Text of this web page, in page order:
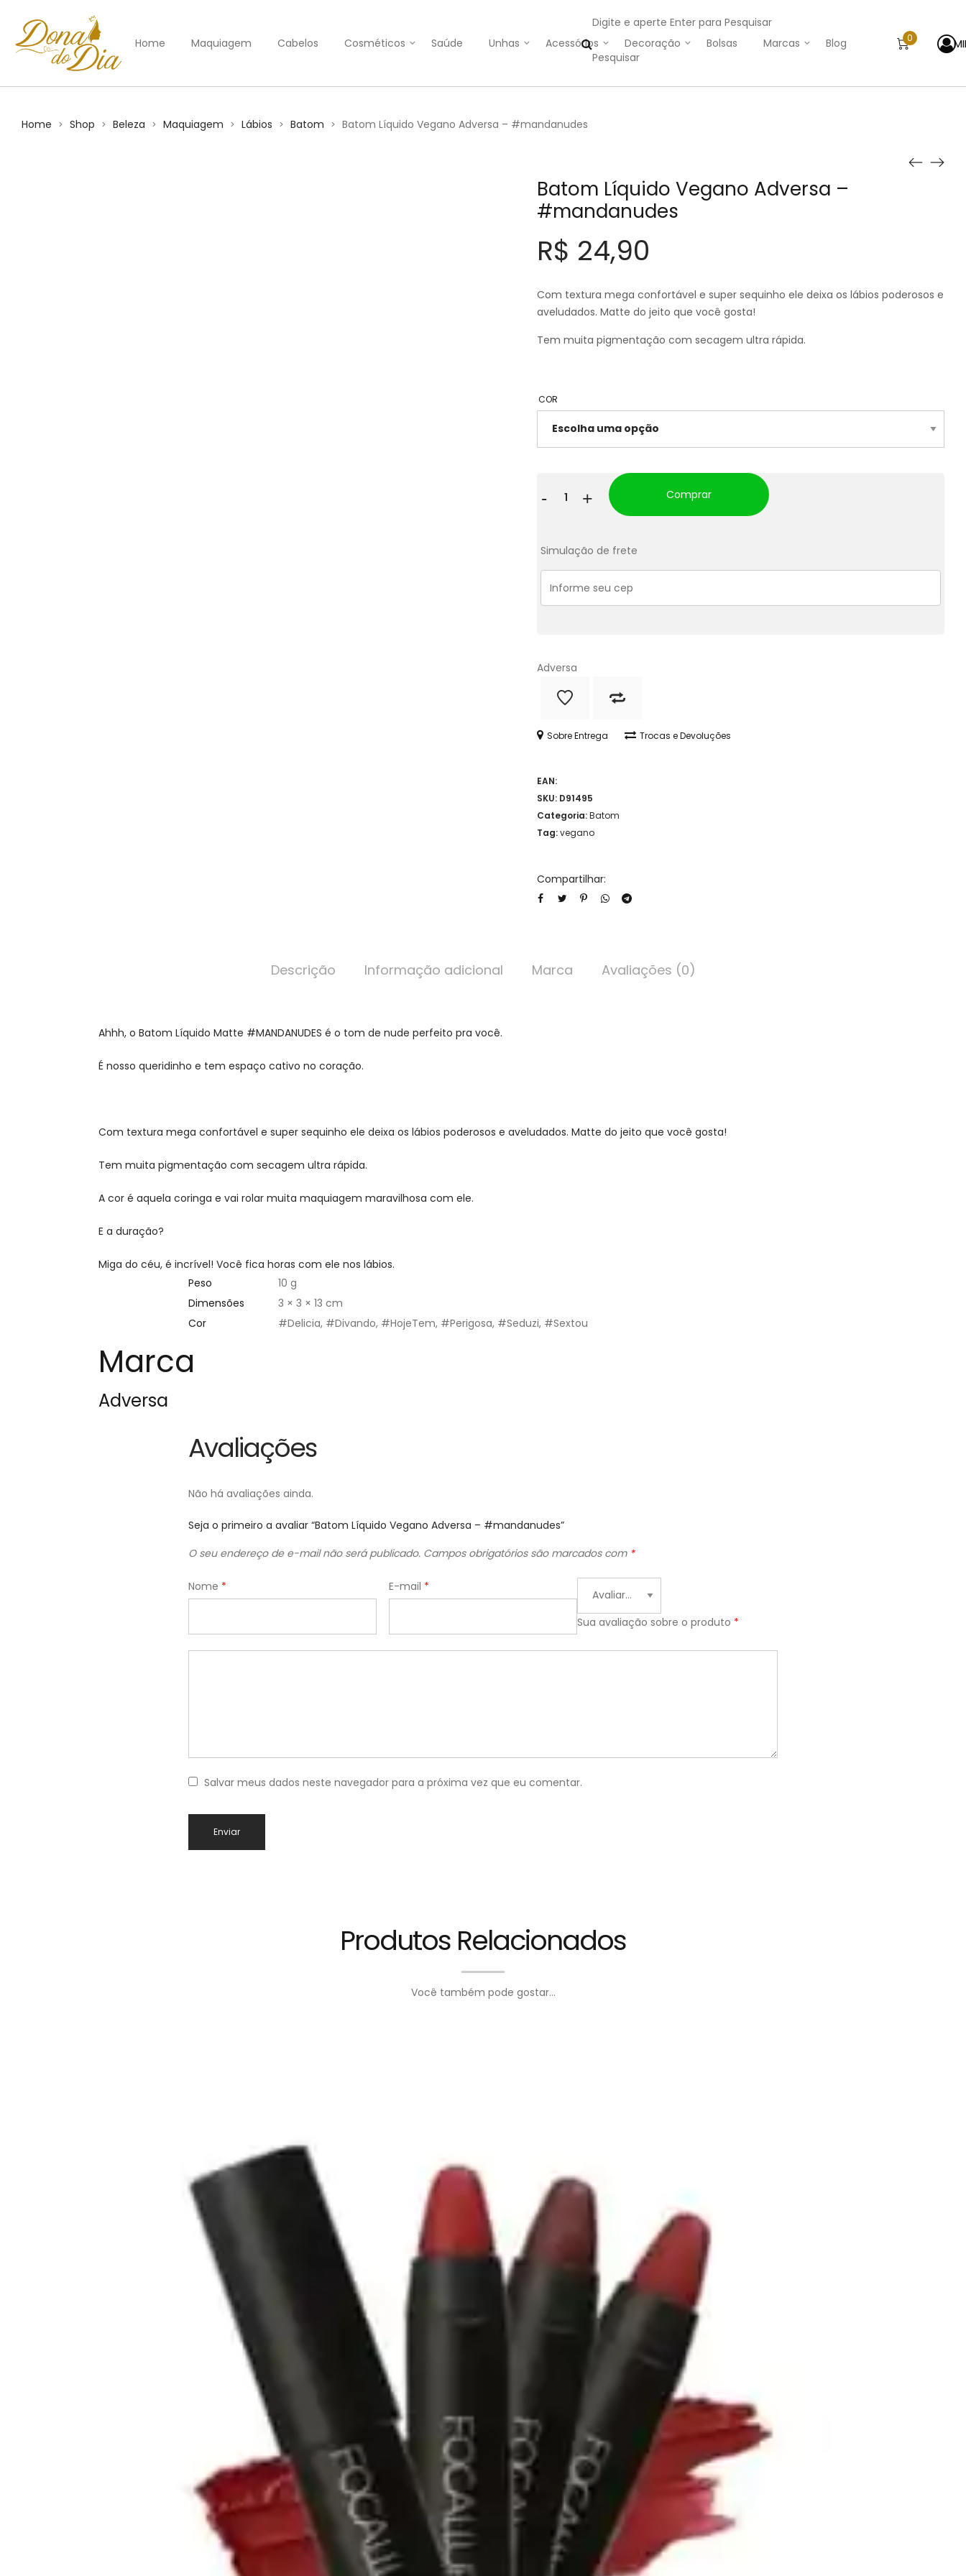
Home Maquiagem Cabelos Cosméticos Saúde Unhas Acessórios Decoração Bolsas Marcas Blog
Digite e aperte Enter para Pesquisar
0
Home > Shop > Beleza > Maquiagem > Lábios > Batom > Batom Líquido Vegano Adversa – #mandanudes
Batom Líquido Vegano Adversa –
#mandanudes
R$ 24,90
Com textura mega confortável e super sequinho ele deixa os lábios poderosos e
aveludados. Matte do jeito que você gosta!
Tem muita pigmentação com secagem ultra rápida.
COR
-
Líquido
Adversa
#mandanudes
+ Comprar
Simulação de frete
Adversa
Sobre Entrega Trocas e Devoluções
EAN:
SKU: D91495
Categoria:Batom
Tag:vegano
Compartilhar:
Descrição Informação adicional Marca Avaliações (0)
Ahhh, o Batom Líquido Matte #MANDANUDES é o tom de nude perfeito pra você.
É nosso queridinho e tem espaço cativo no coração.
Com textura mega confortável e super sequinho ele deixa os lábios poderosos e aveludados. Matte do jeito que você gosta!
Tem muita pigmentação com secagem ultra rápida.
A cor é aquela coringa e vai rolar muita maquiagem maravilhosa com ele.
E a duração?
Miga do céu, é incrível! Você fica horas com ele nos lábios.
Peso
10 g
Dimensões
3 × 3 × 13 cm
Cor
#Delicia, #Divando, #HojeTem, #Perigosa, #Seduzi, #Sextou
Marca
Adversa
Avaliações
Não há avaliações ainda.
Seja o primeiro a avaliar “Batom Líquido Vegano Adversa – #mandanudes”
O seu endereço de e-mail não será publicado. Campos obrigatórios são marcados com *
Nome * E-mail *
Sua avaliação sobre o produto *
Salvar meus dados neste navegador para a próxima vez que eu comentar.
Produtos Relacionados
Você também pode gostar...